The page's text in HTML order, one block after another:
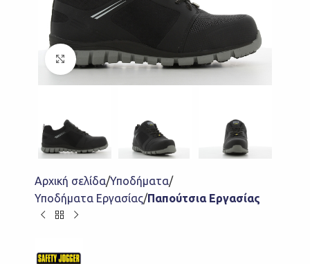
Click to enlarge
Αρχική σελίδα Υποδήματα
Υποδήματα Εργασίας Παπούτσια Εργασίας